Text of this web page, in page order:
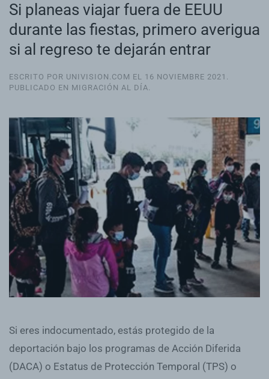
Si planeas viajar fuera de EEUU
durante las fiestas, primero averigua
si al regreso te dejarán entrar
ESCRITO POR UNIVISION.COM EL 16 NOVIEMBRE 2021 .
PUBLICADO EN MIGRACIÓN AL DÍA.
Si eres indocumentado, estás protegido de la
deportación bajo los programas de Acción Diferida
(DACA) o Estatus de Protección Temporal (TPS) o